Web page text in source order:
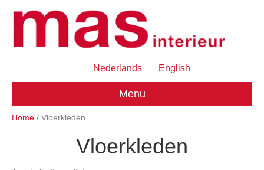
Nederlands English
Menu
Home / Vloerkleden
Vloerkleden